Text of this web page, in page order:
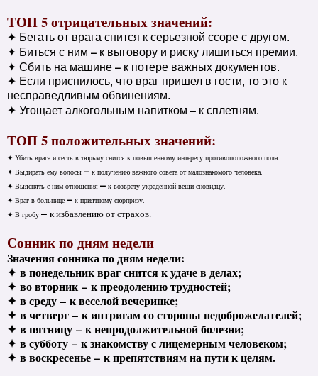
ТОП 5 отрицательных значений:
✦ Бегать от врага снится к серьезной ссоре с другом.
✦ Биться с ним – к выговору и риску лишиться премии.
✦ Сбить на машине – к потере важных документов.
✦ Если приснилось, что враг пришел в гости, то это к
несправедливым обвинениям.
✦ Угощает алкогольным напитком – к сплетням.
ТОП 5 положительных значений:
✦ Убить врага и сесть в тюрьму снится к повышенному интересу противоположного пола.
✦ Выдирать ему волосы – к получению важного совета от малознакомого человека.
✦ Выяснять с ним отношения – к возврату украденной вещи сновидцу.
✦ Враг в больнице – к приятному сюрпризу.
✦ В гробу – к избавлению от страхов.
Сонник по дням недели
Значения сонника по дням недели:
✦ в понедельник враг снится к удаче в делах;
✦ во вторник– к преодолению трудностей;
✦ в среду – к веселой вечеринке;
✦ в четверг – к интригам со стороны недоброжелателей;
✦ в пятницу – к непродолжительной болезни;
✦ в субботу – к знакомству с лицемерным человеком;
✦ в воскресенье – к препятствиям на пути к целям.